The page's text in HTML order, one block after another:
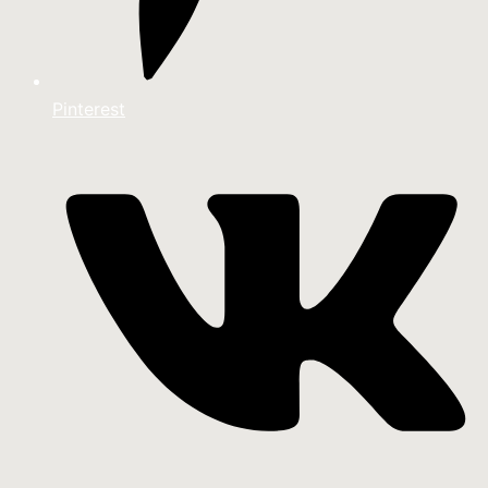
Pinterest